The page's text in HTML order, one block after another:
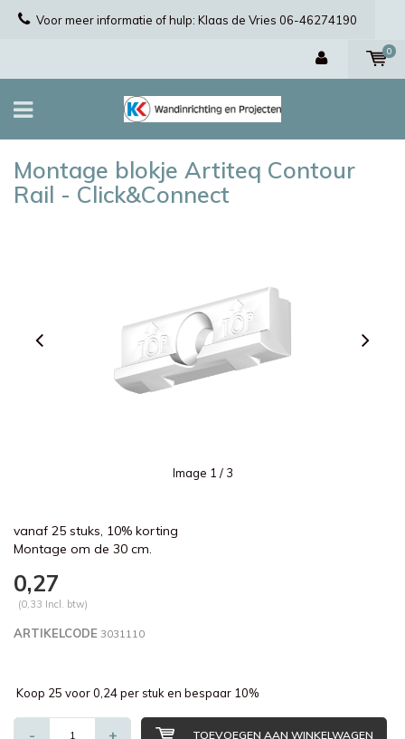
Voor meer informatie of hulp: Klaas de Vries 06-46274190
0
Montage blokje Artiteq Contour
Rail - Click&Connect
Image 1 / 3
vanaf 25 stuks, 10% korting
Montage om de 30 cm.
0,27
(0,33 Incl. btw)
ARTIKELCODE 3031110
Koop 25 voor 0,24 per stuk en bespaar 10%
- + TOEVOEGEN AAN WINKELWAGEN